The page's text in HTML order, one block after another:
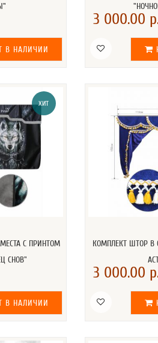
В НАЛИЧИИ
3 000.00
ХИТ
С ПРИНТОМ
СНОВ"
В НАЛИЧИИ
КОМПЛЕКТ ШТОР В
3 000.00